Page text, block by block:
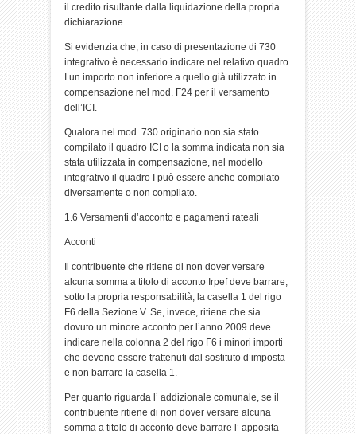
il credito risultante dalla liquidazione della propria
dichiarazione.
Si evidenzia che, in caso di presentazione di 730
integrativo è necessario indicare nel relativo quadro
I un importo non inferiore a quello già utilizzato in
compensazione nel mod. F24 per il versamento
dell’ICI.
Qualora nel mod. 730 originario non sia stato
compilato il quadro ICI o la somma indicata non sia
stata utilizzata in compensazione, nel modello
integrativo il quadro I può essere anche compilato
diversamente o non compilato.
1.6 Versamenti d’acconto e pagamenti rateali
Acconti
Il contribuente che ritiene di non dover versare
alcuna somma a titolo di acconto Irpef deve barrare,
sotto la propria responsabilità, la casella 1 del rigo
F6 della Sezione V. Se, invece, ritiene che sia
dovuto un minore acconto per l’anno 2009 deve
indicare nella colonna 2 del rigo F6 i minori importi
che devono essere trattenuti dal sostituto d’imposta
e non barrare la casella 1.
Per quanto riguarda l’ addizionale comunale, se il
contribuente ritiene di non dover versare alcuna
somma a titolo di acconto deve barrare l’ apposita